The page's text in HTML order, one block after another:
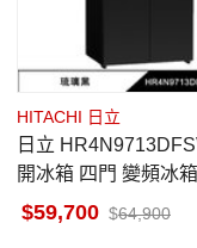
HITACHI 日立
日立 HR4N9713DFSVA 對
開冰箱 四門 變頻冰
魔術控溫切換室 自動
59,700 64,900